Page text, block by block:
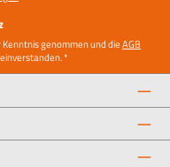
genommen und dieAGB
*